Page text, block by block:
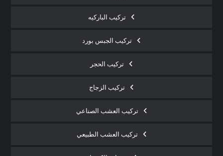
تركيب الباركيه
تركيب الجبس بورد
تركيب الحجر
تركيب الزجاج
تركيب العشب الصناعي
تركيب العشب الطبيعي